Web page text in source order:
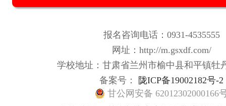
报名咨询电话：0931-4535555
网址：http://m.gsxdf.com/
学校地址：甘肃省兰州市榆中县和平镇牡
备案号： 陇ICP备19002182号-2
甘公网安备 62012302000166